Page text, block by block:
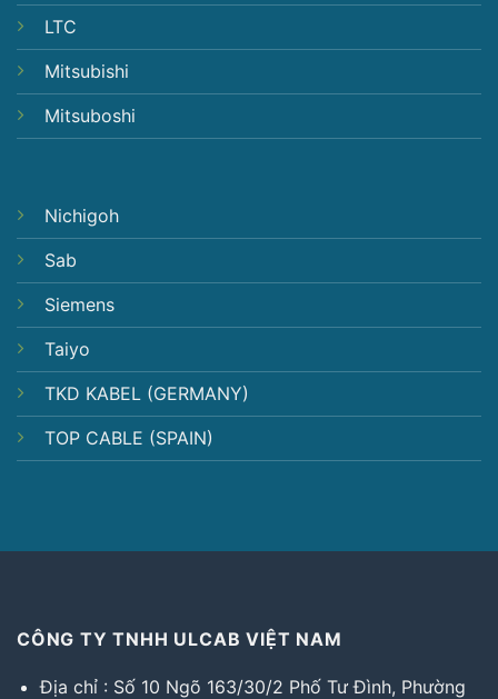
LTC
Mitsubishi
Mitsuboshi
Nichigoh
Sab
Siemens
Taiyo
TKD KABEL (GERMANY)
TOP CABLE (SPAIN)
CÔNG TY TNHH ULCAB VIỆT NAM
Địa chỉ : Số 10 Ngõ 163/30/2 Phố Tư Đình, Phường